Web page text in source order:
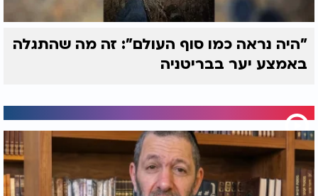
"היה נראה כמו סוף העולם": זה מה שהתגלה
באמצע יער בבריטניה